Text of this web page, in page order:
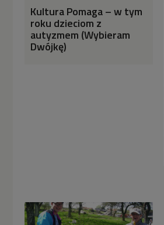
Kultura Pomaga – w tym
roku dzieciom z
autyzmem (Wybieram
Dwójkę)